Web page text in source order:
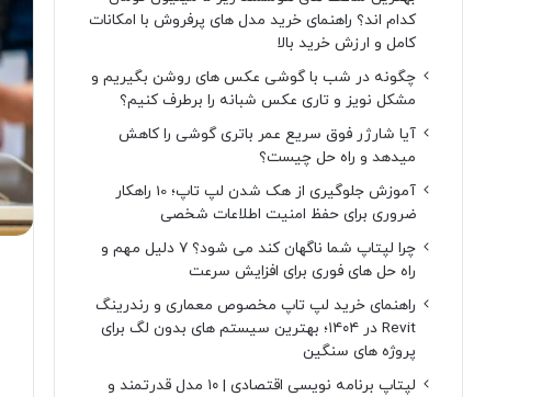
کدام اند؟ راهنمای خرید مدل های پرفروش با امکانات
کامل و ارزش خرید بالا
چگونه در شب با گوشی عکس های روشن بگیریم و
مشکل نویز و تاری عکس شبانه را برطرف کنیم؟
آیا شارژر فوق سریع عمر باتری گوشی را کاهش
میدهد و راه حل چیست؟
آموزش جلوگیری از هک شدن لپ تاپ؛ 10 راهکار
ضروری برای حفظ امنیت اطلاعات شخصی
چرا لپتاپ شما ناگهان کند می شود؟ ۷ دلیل مهم و
راه حل های فوری برای افزایش سرعت
راهنمای خرید لپ تاپ مخصوص معماری و رندرینگ
Revit در ۱۴۰۴؛ بهترین سیستم های بدون لگ برای
پروژه های سنگین
لپتاپ برنامه نویسی اقتصادی | ۱۰ مدل قدرتمند و